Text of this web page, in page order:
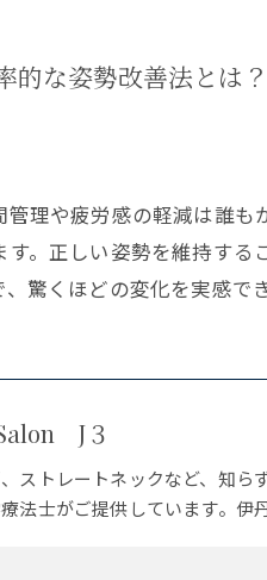
的な姿勢改善法とは？
理や疲労感の軽減は誰
。正しい姿勢を維持す
驚くほどの変化を実感で
J３
ストレートネックなど、知ら
法士がご提供しています。伊